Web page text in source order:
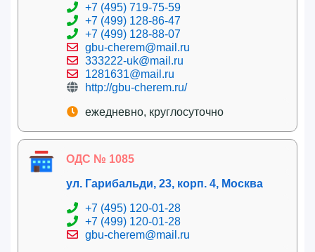
+7 (495) 719-75-59
+7 (499) 128-86-47
+7 (499) 128-88-07
gbu-cherem@mail.ru
333222-uk@mail.ru
1281631@mail.ru
http://gbu-cherem.ru/
ежедневно, круглосуточно
ОДС № 1085
ул. Гарибальди, 23, корп. 4, Москва
+7 (495) 120-01-28
+7 (499) 120-01-28
gbu-cherem@mail.ru